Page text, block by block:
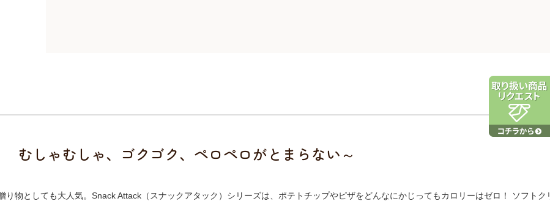
むしゃむしゃ、ゴクゴク、ペロペロがとまらない～
り物としても大人気。Snack Attack（スナックアタック）シリーズは、ポテトチップやピザをどんなにかじってもカロリーはゼロ！ ソフトク